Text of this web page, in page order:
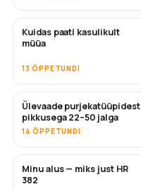
UUS
Kuidas paati kasulikult
müüa
13 ÕPPETUNDI
TULEMAS
Ülevaade purjekatüüpidest
pikkusega 22–50 jalga
14 ÕPPETUNDI
TULEMAS
Minu alus — miks just HR
382